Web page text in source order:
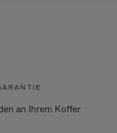
an Ihrem Koffer